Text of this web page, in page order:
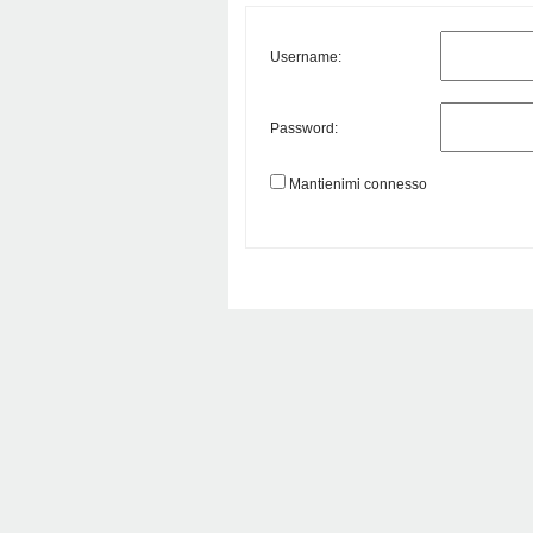
Username:
Password:
Mantienimi connesso